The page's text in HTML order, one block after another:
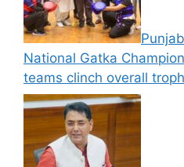
National Gatka
teams clinch overall